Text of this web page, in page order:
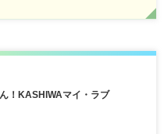
！KASHIWAマイ・ラブ